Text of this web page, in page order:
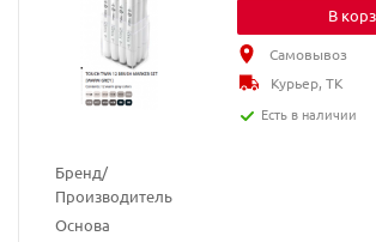
Бренд/
Производитель
Основа
В
Самовывоз
Курьер, ТК
Есть в наличии